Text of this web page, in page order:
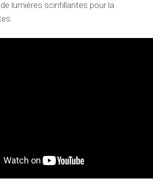
lumières scintillantes pour la